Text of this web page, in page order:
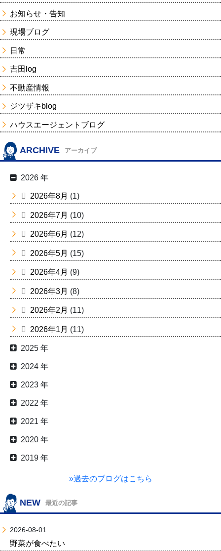
お知らせ・告知
現場ブログ
日常
吉田log
不動産情報
ジツザキblog
ハウスエージェントブログ
ARCHIVE アーカイブ
2026 年
2026年8月 (1)
2026年7月 (10)
2026年6月 (12)
2026年5月 (15)
2026年4月 (9)
2026年3月 (8)
2026年2月 (11)
2026年1月 (11)
2025 年
2024 年
2023 年
2022 年
2021 年
2020 年
2019 年
»過去のブログはこちら
NEW 最近の記事
2026-08-01
野菜が食べたい